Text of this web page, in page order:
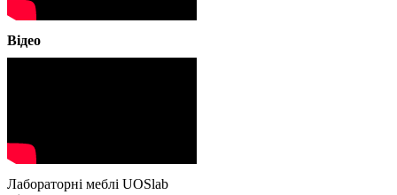
Відео
Лабораторні меблі UOSlab